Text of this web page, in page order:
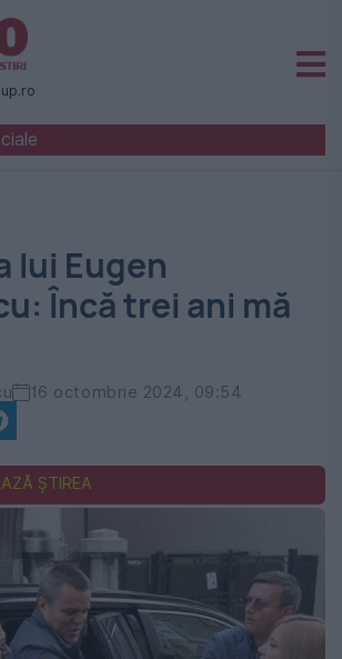
lui Eugen
Încă trei ani mă
16 octombrie 2024, 09:54
ȘTIREA